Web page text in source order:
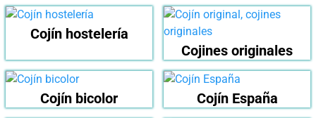
Cojín hostelería
Cojines originales
Cojín bicolor
Cojín España